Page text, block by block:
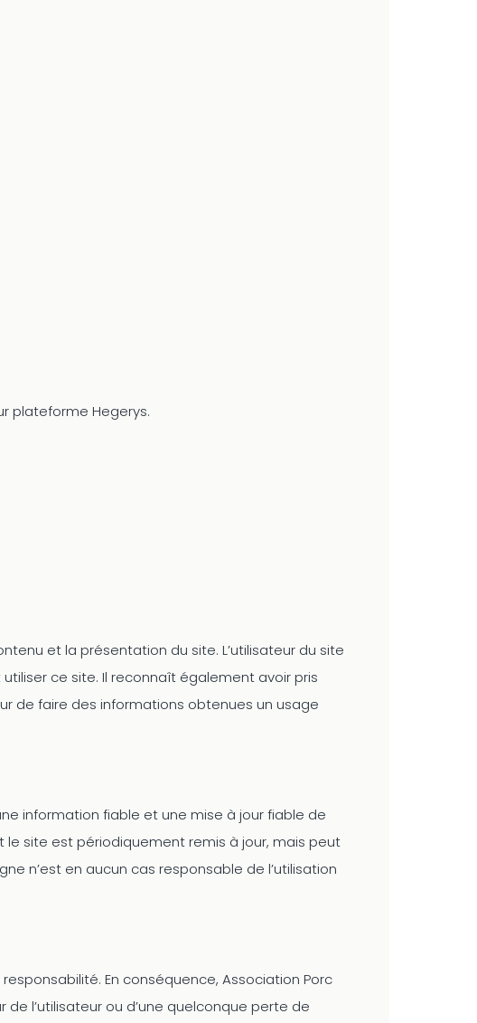
plateforme Hegerys.
et la présentation du site. L’utilisateur du site
ce site. Il reconnaît également avoir pris
de faire des informations obtenues un usage
information fiable et une mise à jour fiable de
le site est périodiquement remis à jour, mais peut
n’est en aucun cas responsable de l’utilisation
En conséquence, Association Porc
l’utilisateur ou d’une quelconque perte de